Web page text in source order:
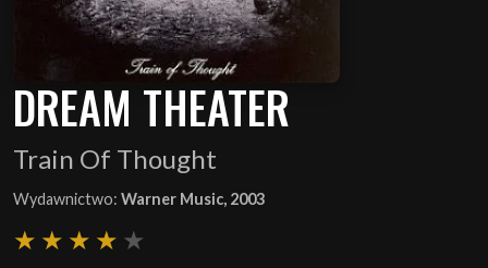
DREAM THEATER
Train Of Thought
Wydawnictwo: Warner Music, 2003